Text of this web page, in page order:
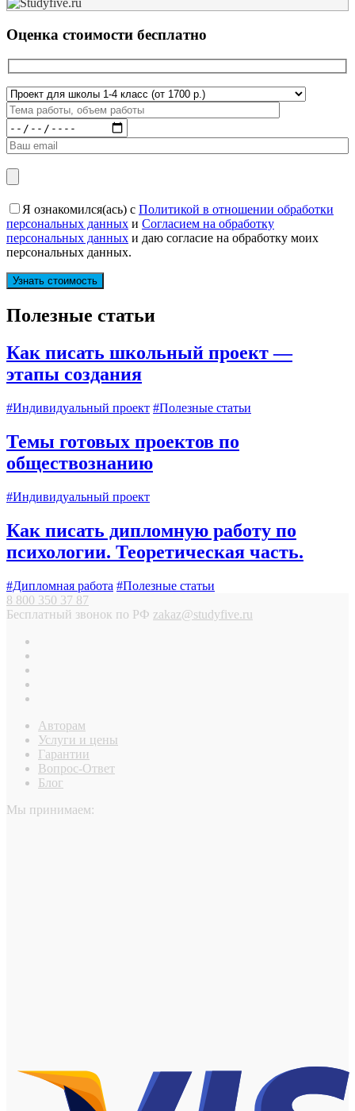
Оценка стоимости бесплатно
Я ознакомился(ась) с Политикой в отношении обработки
персональных данных и Согласием на обработку
персональных данных и даю согласие на обработку моих
персональных данных.
Полезные статьи
Как писать школьный проект —
этапы создания
#Индивидуальный проект #Полезные статьи
Темы готовых проектов по
обществознанию
#Индивидуальный проект
Как писать дипломную работу по
психологии. Теоретическая часть.
#Дипломная работа #Полезные статьи
8 800 350 37 87
Бесплатный звонок по РФ zakaz@studyfive.ru
Авторам
Услуги и цены
Гарантии
Вопрос-Ответ
Блог
Мы принимаем: